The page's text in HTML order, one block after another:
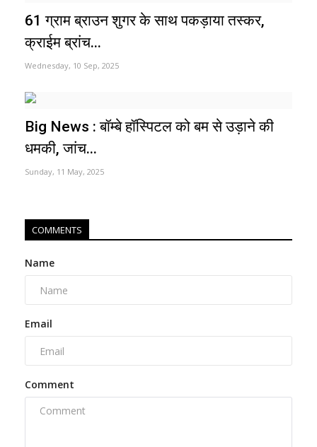
61 ग्राम ब्राउन शुगर के साथ पकड़ाया तस्कर,
क्राईम ब्रांच...
Wednesday, 10 Sep, 2025
Big News : बॉम्बे हॉस्पिटल को बम से उड़ाने की
धमकी, जांच...
Sunday, 11 May, 2025
COMMENTS
Name
Email
Comment